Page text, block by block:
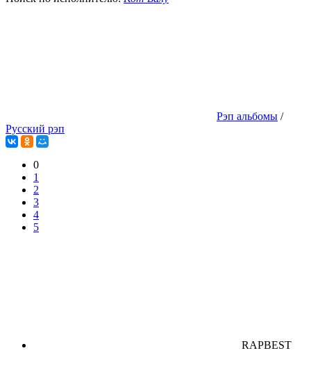
Рэп альбомы /
Русский рэп
0
1
2
3
4
5
RAPBEST